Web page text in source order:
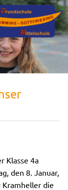
Klasse 4a
den 8. Januar,
die